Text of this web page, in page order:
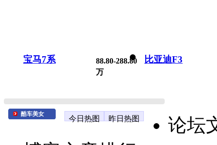
宝马7系
88.80-288.80
万
比亚迪F3
酷车美女
今日热图 昨日热图
论坛